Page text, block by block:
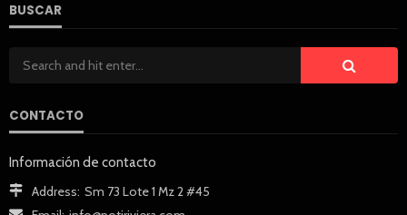
BUSCAR
CONTACTO
Información de contacto
Address: Sm 73 Lote 1 Mz 2 #45